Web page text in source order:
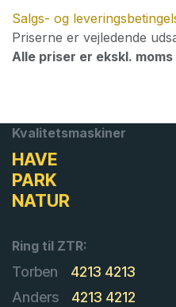
Salgs- og
Priserne er vejledende
Alle priser er ekskl. moms
Kvalitetsmaskiner
HAVE
PARK
NATUR
Ring til ZTR:
Torben
4213 4213
Anders
4213 4212